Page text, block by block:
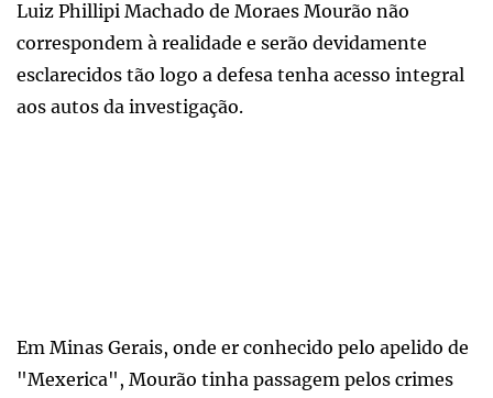
Luiz Phillipi Machado de Moraes Mourão não
correspondem à realidade e serão devidamente
esclarecidos tão logo a defesa tenha acesso integral
aos autos da investigação.
Em Minas Gerais, onde er conhecido pelo apelido de
"Mexerica", Mourão tinha passagem pelos crimes